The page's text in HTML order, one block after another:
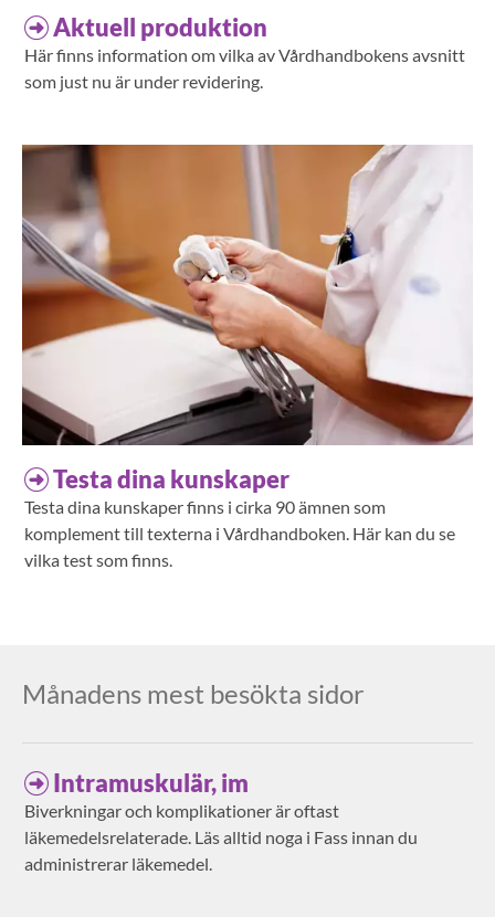
Aktuell produktion
Här finns information om vilka av Vårdhandbokens avsnitt
som just nu är under revidering.
Testa dina kunskaper
Testa dina kunskaper finns i cirka 90 ämnen som
komplement till texterna i Vårdhandboken. Här kan du se
vilka test som finns.
Månadens mest besökta sidor
Intramuskulär, im
Biverkningar och komplikationer är oftast
läkemedelsrelaterade. Läs alltid noga i Fass innan du
administrerar läkemedel.